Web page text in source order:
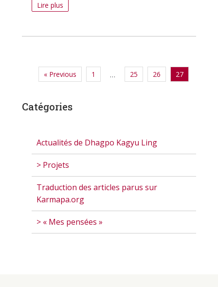
Lire plus
« Previous 1 … 25 26 27
Catégories
Actualités de Dhagpo Kagyu Ling
> Projets
Traduction des articles parus sur
Karmapa.org
> « Mes pensées »